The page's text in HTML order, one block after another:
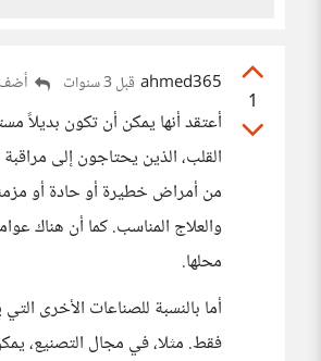
1
ahmed365 قبل 3 سنوات
أعتقد أنها يمكن أن تكون بديلاً
القلب، الذين يحتاجون إلى
من أمراض خطيرة أو حادة أو
والعلاج المناسب. كما أن هناك
محلها.
أما بالنسبة للصناعات الأخرى
فقط. مثلا، في مجال التصنيع،